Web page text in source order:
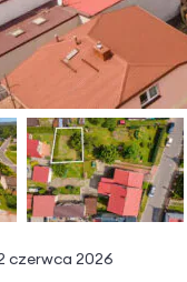
czerwca 2026